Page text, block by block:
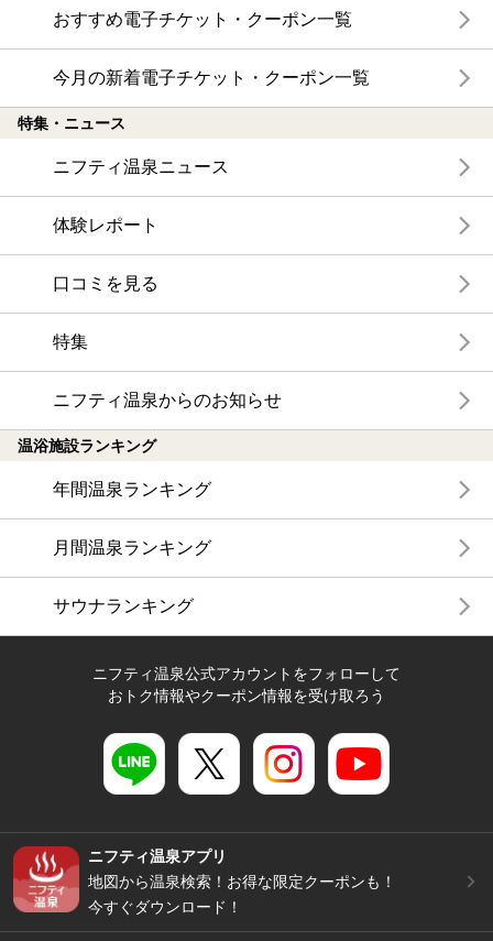
おすすめ電子チケット・クーポン一覧
今月の新着電子チケット・クーポン一覧
特集・ニュース
ニフティ温泉ニュース
体験レポート
口コミを見る
特集
ニフティ温泉からのお知らせ
温浴施設ランキング
年間温泉ランキング
月間温泉ランキング
サウナランキング
ニフティ温泉公式アカウントをフォローして
おトク情報やクーポン情報を受け取ろう
ニフティ温泉アプリ
地図から温泉検索！お得な限定クーポンも！
今すぐダウンロード！